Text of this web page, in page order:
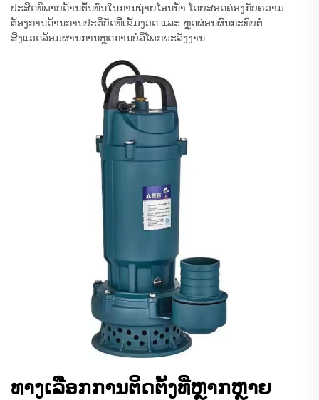
ປະສິດທິພາບດ້ານຕົ້ນທຶນໃນການຖ່າຍໂອນນ້ຳ ໂດຍສອດຄ່ອງກັບຄວາມ
ຕ້ອງການດ້ານການປະຕິບັດທີ່ເຂັ້ມງວດ ແລະ ຫຼຸດຜ່ອນຜົນກະທົບຕໍ່
ສິ່ງແວດລ້ອມຜ່ານການຫຼຸດການບໍລິໂພກພະລັງງານ.
ທາງເລືອກການຕິດຕັ້ງທີ່ຫຼາກຫຼາຍ